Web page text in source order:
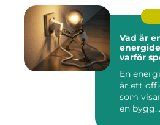
Vad är
varför
En
är ett
som
en bygg...